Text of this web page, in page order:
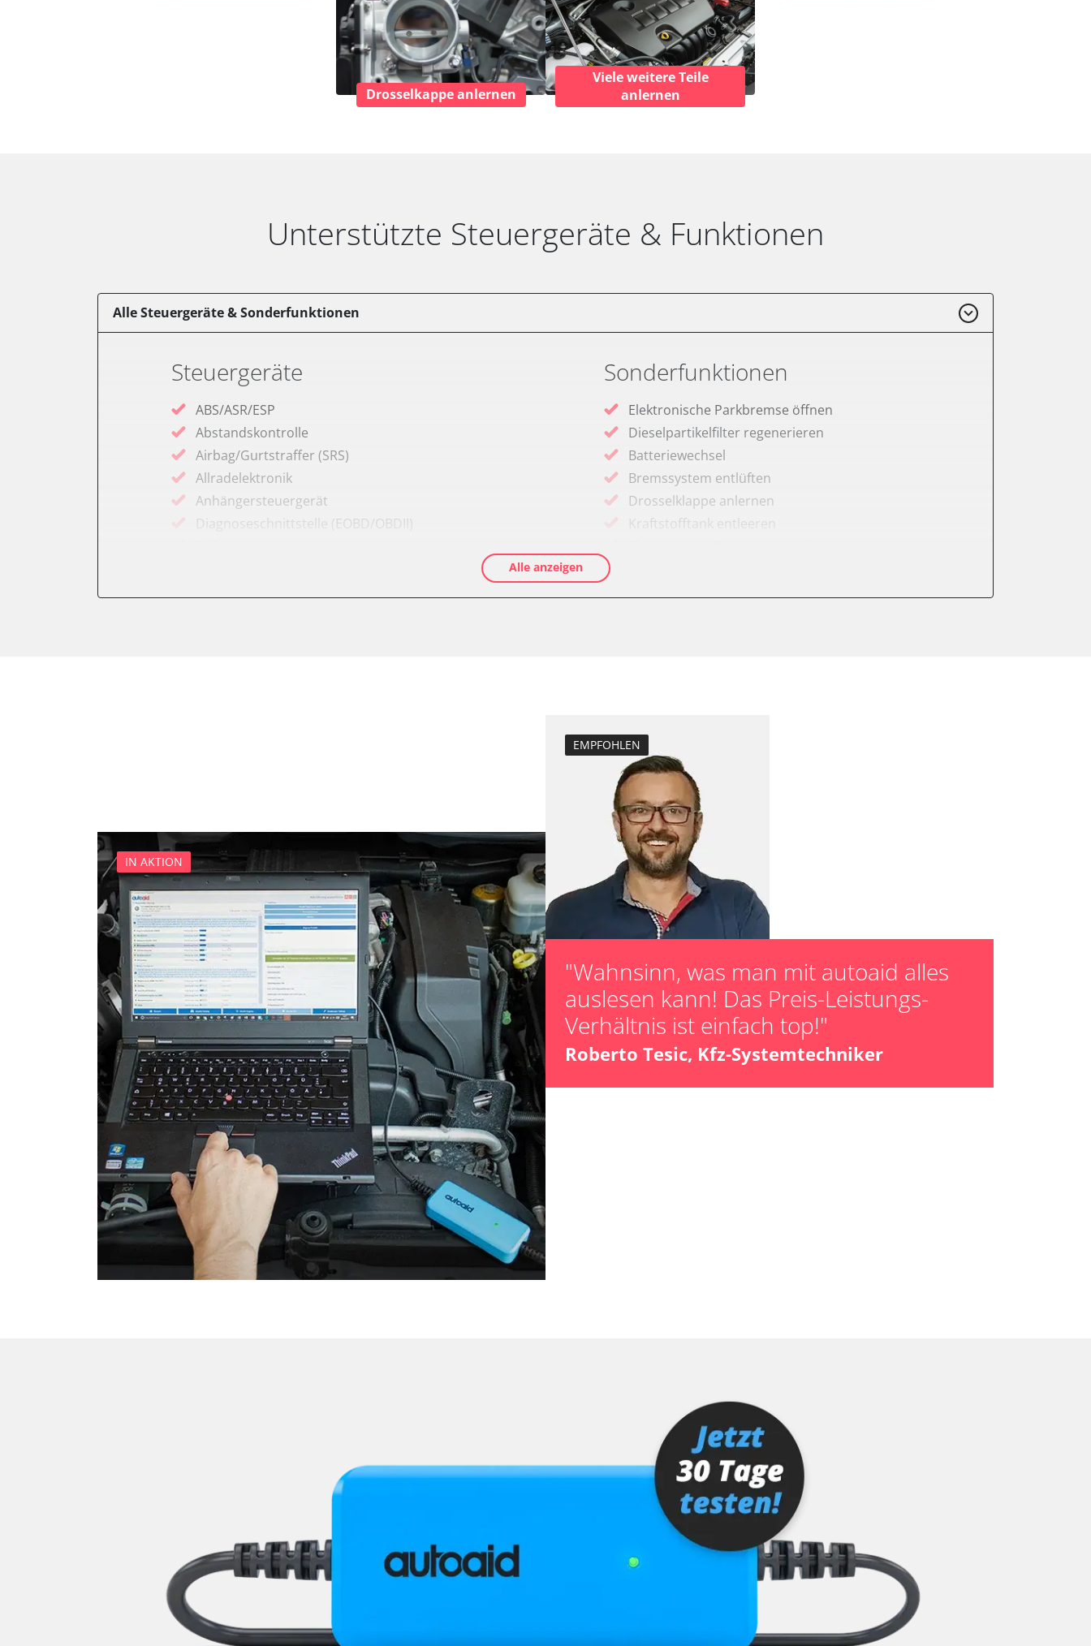
Drosselkappe anlernen
Viele weitere Teile
anlernen
Unterstützte Steuergeräte & Funktionen
Alle Steuergeräte & Sonderfunktionen
Steuergeräte
ABS/ASR/ESP
Abstandskontrolle
Airbag/Gurtstraffer (SRS)
Allradelektronik
Anhängersteuergerät
Diagnoseschnittstelle (EOBD/OBDII)
Motorsteuerung (EMS)
Motorsteuerung 2 (EMS)
Niveauregulierung
Reifendruckkontrolle (RDK)
Rückfahrkamera
Servolenkung
Sitzbelegungserkennung (OCM)
Sitzpositionsspeicher Beifahrer
Sitzpositionsspeicher Fahrer
Spurwechselassistent
Stand-/Zusatzheizung
Start Authentifikation
Türsteuergerät hinten links
Türsteuergerät hinten rechts
Türsteuergerät vorne links
Türsteuergerät vorne rechts
Verbaute Steuergeräte
Verteilergetriebe
Wischersteuerung
Zentralelektronik
Sonderfunktionen
Elektronische Parkbremse öffnen
Dieselpartikelfilter regenerieren
Batteriewechsel
Bremssystem entlüften
Drosselklappe anlernen
Kraftstofftank entleeren
Injektor Adaptionswerte zurücksetzen
Lamdasonde anlernen
Längsbeschleunigungssensor Nullpunkt-
Kalibrierung
Parkbremse in Montageposition fahren
Querbeschleunigungssensor Nullpunkt-
Kalibrierung
Servicerückstellung
Steuergerät zurücksetzen
Alle anzeigen
IN AKTION
EMPFOHLEN
"Wahnsinn, was man mit autoaid alles
auslesen kann! Das Preis-Leistungs-
Verhältnis ist einfach top!"
Roberto Tesic, Kfz-Systemtechniker